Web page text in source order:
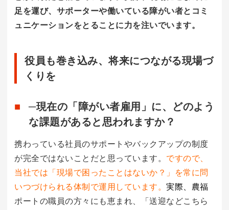
足を運び、サポーターや働いている障がい者とコミ
ュニケーションをとることに力を注いでいます。
役員も巻き込み、将来につながる現場づ
くりを
─現在の「障がい者雇用」に、どのよう
な課題があると思われますか？
携わっている社員のサポートやバックアップの制度
が完全ではないことだと思っています。 ですので、
当社では「現場で困ったことはないか？」を常に問
いつづけられる体制で運用しています。 実際、 農福
ポートの職員の方々にも恵まれ、「送迎などこちら